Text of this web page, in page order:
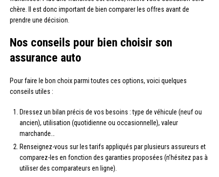
chère. Il est donc important de bien comparer les offres avant de
prendre une décision.
Nos conseils pour bien choisir son
assurance auto
Pour faire le bon choix parmi toutes ces options, voici quelques
conseils utiles :
Dressez un bilan précis de vos besoins : type de véhicule (neuf ou
ancien), utilisation (quotidienne ou occasionnelle), valeur
marchande…
Renseignez-vous sur les tarifs appliqués par plusieurs assureurs et
comparez-les en fonction des garanties proposées (n’hésitez pas à
utiliser des comparateurs en ligne).